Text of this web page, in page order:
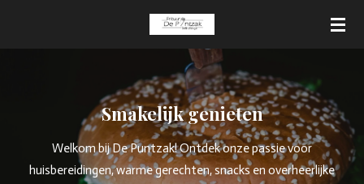
Smakelijk genieten
Welkom bij De Puntzak! Ontdek onze passie voor
huisbereidingen, warme gerechten, snacks en overheerlijke